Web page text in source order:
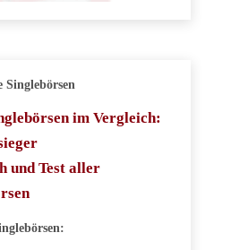
Singlebörsen
im Vergleich:
und Test aller